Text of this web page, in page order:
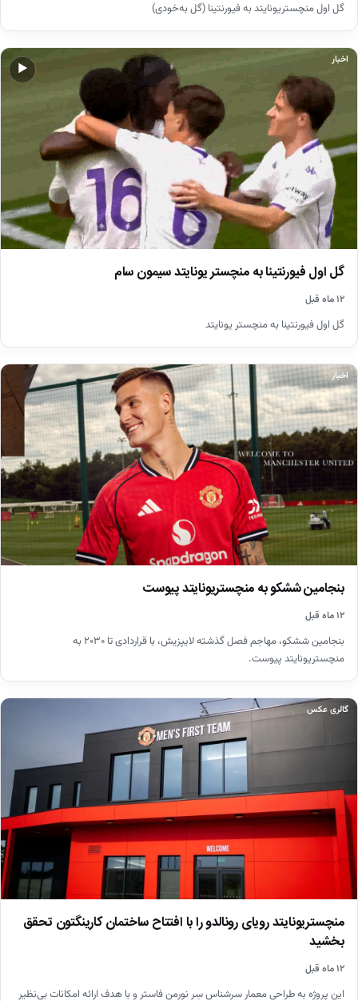
گل اول منچستریونایتد به فیورنتینا (گل به‌خودی)
▶
اخبار
گل اول فیورنتینا به منچستر یونایتد سیمون سام
۱۲ ماه قبل
گل اول فیورنتینا به منچستر یونایتد
اخبار
بنجامین ششکو به منچستریونایتد پیوست
۱۲ ماه قبل
بنجامین ششکو، مهاجم فصل گذشته لایپزیش، با قراردادی تا ۲۰۳۰ به
منچستریونایتد پیوست.
گالری عکس
منچستریونایتد رویای رونالدو را با افتتاح ساختمان کارینگتون تحقق
بخشید
۱۲ ماه قبل
این پروژه به طراحی معمار سرشناس سِر نورمن فاستر و با هدف ارائه امکانات بی‌نظیر